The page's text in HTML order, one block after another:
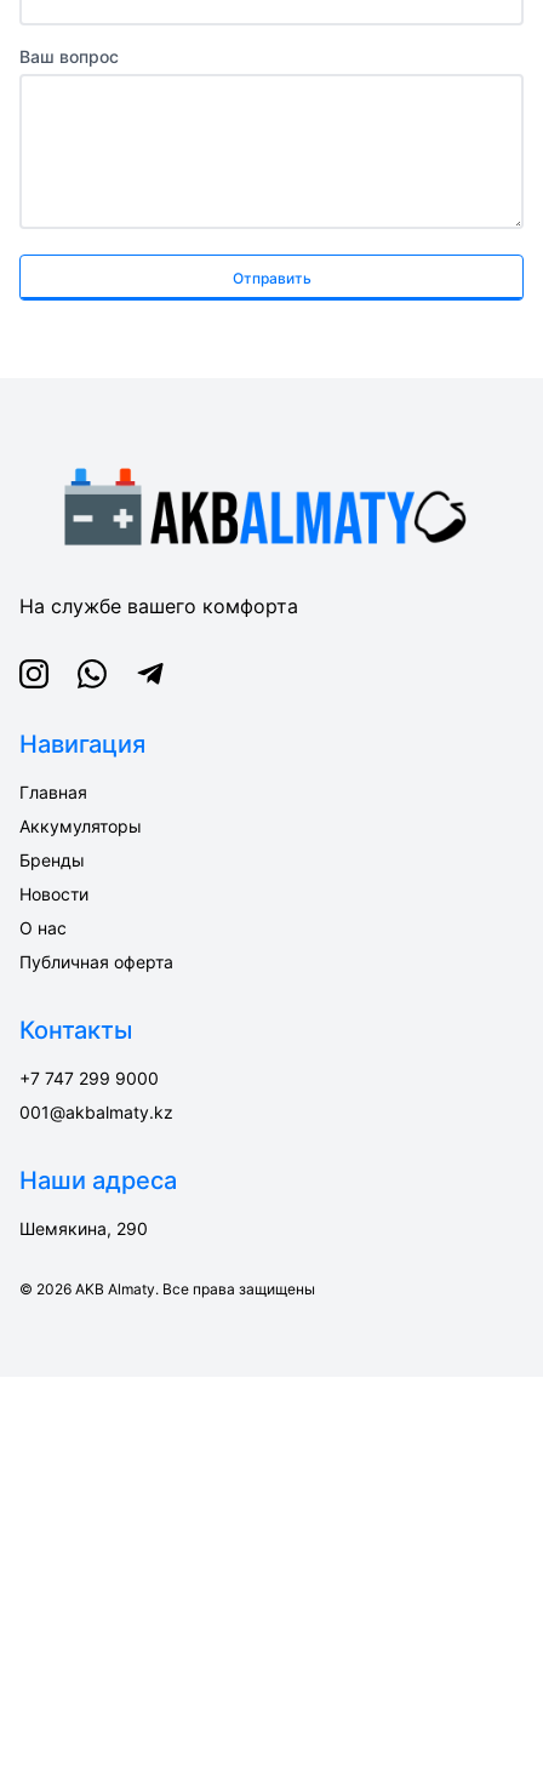
Ваш вопрос
Отправить
На службе вашего комфорта
InstagramWhatsappTelegram
Навигация
Главная
Аккумуляторы
Бренды
Новости
О нас
Публичная оферта
Контакты
+7 747 299 9000
001@akbalmaty.kz
Наши адреса
Шемякина, 290
© 2026 AKB Almaty. Все права защищены